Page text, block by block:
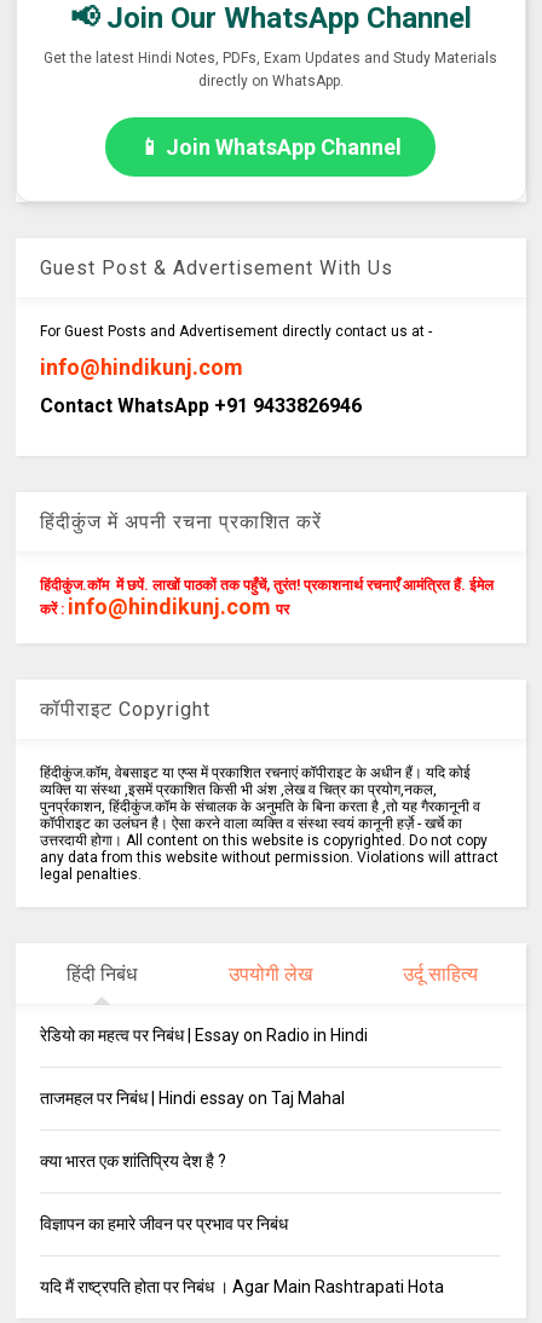
📢 Join Our WhatsApp Channel
Get the latest Hindi Notes, PDFs, Exam Updates and Study Materials
directly on WhatsApp.
📱 Join WhatsApp Channel
Guest Post & Advertisement With Us
For Guest Posts and Advertisement directly contact us at -
info@hindikunj.com
Contact WhatsApp +91 9433826946
हिंदीकुंज में अपनी रचना प्रकाशित करें
हिंदीकुंज.कॉम में छपें. लाखों पाठकों तक पहुँचें, तुरंत! प्रकाशनार्थ रचनाएँ आमंत्रित हैं. ईमेल
करें : info@hindikunj.com पर
कॉपीराइट Copyright
हिंदीकुंज.कॉम, वेबसाइट या एप्स में प्रकाशित रचनाएं कॉपीराइट के अधीन हैं। यदि कोई
व्यक्ति या संस्था ,इसमें प्रकाशित किसी भी अंश ,लेख व चित्र का प्रयोग,नकल,
पुनर्प्रकाशन, हिंदीकुंज.कॉम के संचालक के अनुमति के बिना करता है ,तो यह गैरकानूनी व
कॉपीराइट का उलंघन है। ऐसा करने वाला व्यक्ति व संस्था स्वयं कानूनी हर्ज़े - खर्चे का
उत्तरदायी होगा। All content on this website is copyrighted. Do not copy
any data from this website without permission. Violations will attract
legal penalties.
हिंदी निबंध उपयोगी लेख उर्दू साहित्य
रेडियो का महत्व पर निबंध | Essay on Radio in Hindi
ताजमहल पर निबंध | Hindi essay on Taj Mahal
क्या भारत एक शांतिप्रिय देश है ?
विज्ञापन का हमारे जीवन पर प्रभाव पर निबंध
यदि मैं राष्ट्रपति होता पर निबंध । Agar Main Rashtrapati Hota